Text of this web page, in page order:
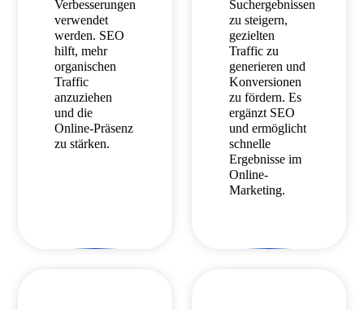
Verbesserungen
verwendet
werden. SEO
hilft, mehr
organischen
Traffic
anzuziehen
und die
Online-Präsenz
zu stärken.
Suchergebnissen
zu steigern,
gezielten
Traffic zu
generieren und
Konversionen
zu fördern. Es
ergänzt SEO
und ermöglicht
schnelle
Ergebnisse im
Online-
Marketing.